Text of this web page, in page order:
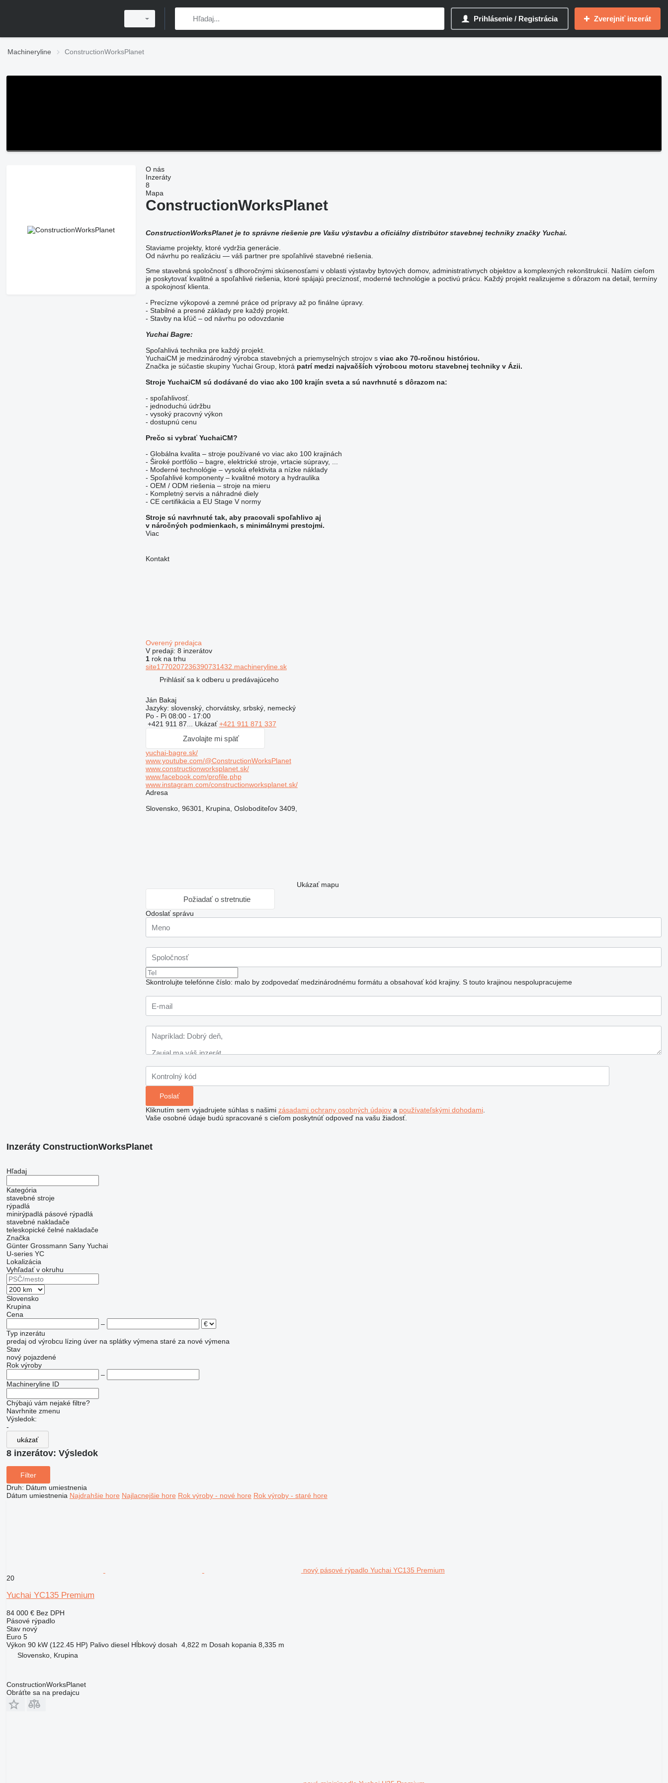
Prihlásenie / Registrácia Zverejniť inzerát
Machineryline ConstructionWorksPlanet
O nás
Inzeráty
8
Mapa
ConstructionWorksPlanet
ConstructionWorksPlanetje to správne riešenie pre Vašu výstavbu a oficiálny distribútor stavebnej techniky značky Yuchai.
Staviame projekty, ktoré vydržia generácie.
Od návrhu po realizáciu — váš partner pre spoľahlivé stavebné riešenia.
Sme stavebná spoločnosť s dlhoročnými skúsenosťami v oblasti výstavby bytových domov, administratívnych objektov a komplexných rekonštrukcií. Naším cieľom
je poskytovať kvalitné a spoľahlivé riešenia, ktoré spájajú precíznosť, moderné technológie a poctivú prácu. Každý projekt realizujeme s dôrazom na detail, termíny
a spokojnosť klienta.
- Precízne výkopové a zemné práce od prípravy až po finálne úpravy.
- Stabilné a presné základy pre každý projekt.
- Stavby na kľúč – od návrhu po odovzdanie
Yuchai Bagre:
Spoľahlivá technika pre každý projekt.
YuchaiCM je medzinárodný výrobca stavebných a priemyselných strojov s viac ako 70-ročnou históriou.
Značka je súčastie skupiny Yuchai Group, ktorá patrí medzi najvačších výrobcou motoru stavebnej techniky v Ázii.
Stroje YuchaiCM sú dodávané do viac ako 100 krajín sveta a sú navrhnuté s dôrazom na:
- spoľahlivosť.
- jednoduchú údržbu
- vysoký pracovný výkon
- dostupnú cenu
Prečo si vybrať YuchaiCM?
- Globálna kvalita – stroje používané vo viac ako 100 krajinách
- Široké portfólio – bagre, elektrické stroje, vrtacie súpravy, ...
- Moderné technológie – vysoká efektivita a nízke náklady
- Spoľahlivé komponenty – kvalitné motory a hydraulika
- OEM / ODM riešenia – stroje na mieru
- Kompletný servis a náhradné diely
- CE certifikácia a EU Stage V normy
Stroje sú navrhnuté tak, aby pracovali spoľahlivo aj
v náročných podmienkach, s minimálnymi prestojmi.
Viac
Kontakt
Overený predajca
V predaji: 8 inzerátov
1rok na trhu
site1770207236390731432.machineryline.sk
Prihlásiť sa k odberu u predávajúceho
Ján Bakaj
Jazyky: slovenský, chorvátsky, srbský, nemecký
Po - Pi 08:00 - 17:00
+421 911 87... Ukázať+421 911 871 337
Zavolajte mi späť
yuchai-bagre.sk/
www.youtube.com/@ConstructionWorksPlanet
www.constructionworksplanet.sk/
www.facebook.com/profile.php
www.instagram.com/constructionworksplanet.sk/
Adresa
Slovensko, 96301, Krupina, Osloboditeľov 3409,
Ukázať mapu
Požiadať o stretnutie
Odoslať správu
Skontrolujte telefónne číslo: malo by zodpovedať medzinárodnému formátu a obsahovať kód krajiny. S touto krajinou nespolupracujeme
Kliknutím sem vyjadrujete súhlas s našimi zásadami ochrany osobných údajova používateľskými dohodami.
Vaše osobné údaje budú spracované s cieľom poskytnúť odpoveď na vašu žiadosť.
Inzeráty ConstructionWorksPlanet
Hľadaj
Kategória
stavebné stroje
rýpadlá
minirýpadlá pásové rýpadlá
stavebné nakladače
teleskopické čelné nakladače
Značka
Günter Grossmann Sany Yuchai
U-series YC
Lokalizácia
Vyhľadať v okruhu
Slovensko
Krupina
Cena
–
Typ inzerátu
predaj od výrobcu lízing úver na splátky výmena staré za nové výmena
Stav
nový pojazdené
Rok výroby
–
Machineryline ID
Chýbajú vám nejaké filtre?
Navrhnite zmenu
Výsledok:
-
ukázať
8 inzerátov: Výsledok
Filter
Druh: Dátum umiestnenia
Dátum umiestnenia Najdrahšie hore Najlacnejšie hore Rok výroby - nové hore Rok výroby - staré hore
nový pásové rýpadlo Yuchai YC135 Premium
20
Yuchai YC135 Premium
84 000 € Bez DPH
Pásové rýpadlo
Stavnový
Euro 5
Výkon 90 kW (122.45 HP) Palivo diesel Hĺbkový dosah 4,822 m Dosah kopania 8,335 m
Slovensko, Krupina
ConstructionWorksPlanet
Obráťte sa na predajcu